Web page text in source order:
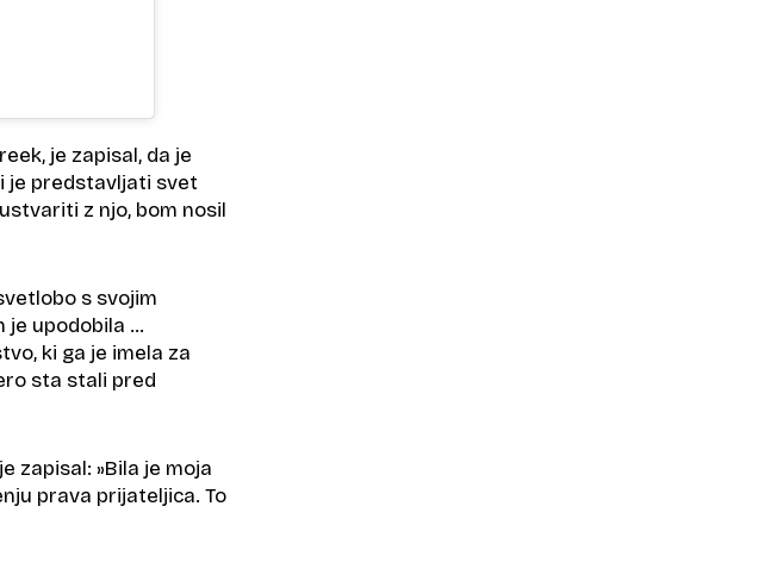
je zapisal, da je
je predstavljati svet
z njo, bom nosil
s svojim
je upodobila …
ki ga je imela za
sta stali pred
zapisal: »Bila je moja
prava prijateljica. To